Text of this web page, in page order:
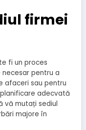
firmei
fi un proces
pentru a
afaceri sau pentru
adecvată
vă mutați sediul
majore în